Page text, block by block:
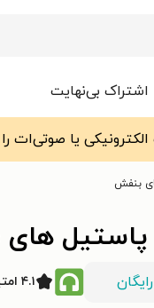
اشتراک بی‌نهایت
بنفش
۴.۱ امتیاز